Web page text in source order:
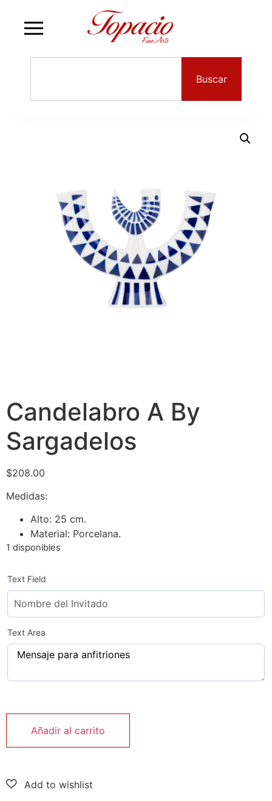
Buscar
Candelabro A By
Sargadelos
$208.00
Medidas:
Alto: 25 cm.
Material: Porcelana.
1 disponibles
Text Field
Text Area
Añadir al carrito